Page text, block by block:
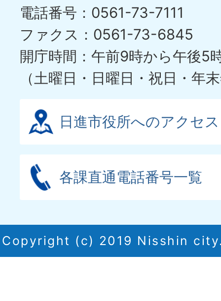
電話番号：0561-73-7111
ファクス：0561-73-6845
開庁時間：午前9時から午後5
（土曜日・日曜日・祝日・年
日進市役所へのアクセス
各課直通電話番号一覧
Copyright (c) 2019 Nisshin